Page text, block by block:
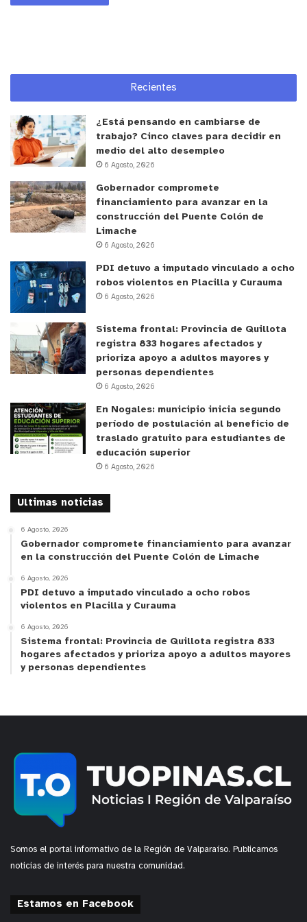
años, considerando que una parte importante de
Con el nuevo umbral de cinco años, el Gobierno
espera destrabar la discusión legislativa, aunque
el futuro del proyecto sigue siendo incierto ante la
falta de consenso en el Congreso.
y tú, ¿qué opinas?
Recientes
¿Está pensando en cambiarse de
trabajo? Cinco claves para decidir en
medio del alto desempleo
6 Agosto, 2026
Gobernador compromete
financiamiento para avanzar en la
construcción del Puente Colón de
Limache
6 Agosto, 2026
PDI detuvo a imputado vinculado a ocho
robos violentos en Placilla y Curauma
6 Agosto, 2026
Sistema frontal: Provincia de Quillota
registra 833 hogares afectados y
prioriza apoyo a adultos mayores y
personas dependientes
6 Agosto, 2026
En Nogales: municipio inicia segundo
período de postulación al beneficio de
traslado gratuito para estudiantes de
educación superior
6 Agosto, 2026
Ultimas noticias
6 Agosto, 2026
Gobernador compromete financiamiento para avanzar
en la construcción del Puente Colón de Limache
6 Agosto, 2026
PDI detuvo a imputado vinculado a ocho robos
violentos en Placilla y Curauma
6 Agosto, 2026
Sistema frontal: Provincia de Quillota registra 833
hogares afectados y prioriza apoyo a adultos mayores
y personas dependientes
Somos el portal informativo de la Región de Valparaíso. Publicamos
noticias de interés para nuestra comunidad.
Estamos en Facebook